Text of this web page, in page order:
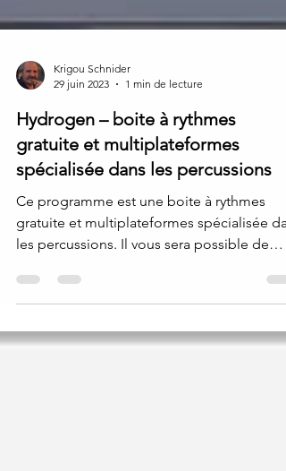
1 min de lecture
Hydrogen – boite à rythmes
gratuite et multiplateformes
spécialisée dans les percussions
Ce programme est une boite à rythmes
gratuite et multiplateformes spécialisée
les percussions. Il vous sera possible de